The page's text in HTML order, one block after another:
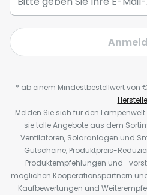
* ab einem Mindestbestellwert von
Melden Sie sich für den
sie tolle Angebote aus dem
Ventilatoren, Solaranlagen und
Gutscheine, Produktpreis-
Produktempfehlungen und -
möglichen Kooperationspartnern
Kaufbewertungen und